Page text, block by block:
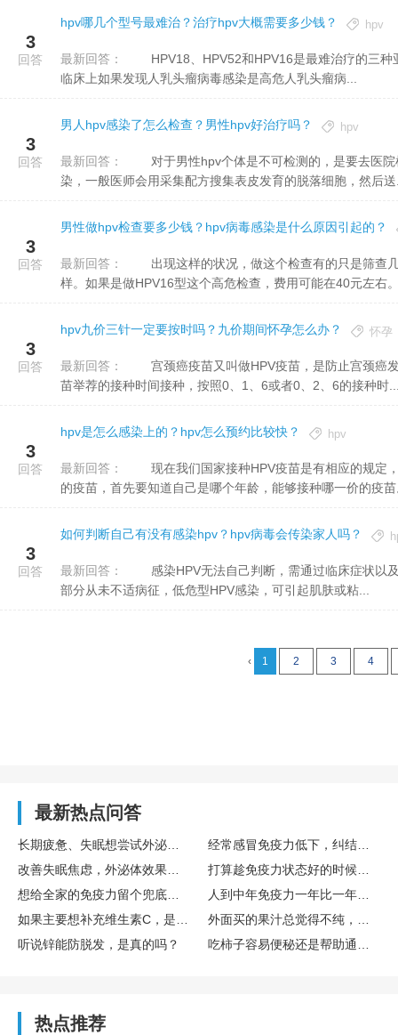
3
回答
hpv哪几个型号最难治？治疗hpv大概需要多少钱？ hpv
最新回答：
临床上如果发现人乳头瘤病毒感染是高危人乳头瘤病...
3
回答
男人hpv感染了怎么检查？男性hpv好治疗吗？ hpv
最新回答：
染，一般医师会用采集配方搜集表皮发育的脱落细胞，然后
3
回答
男性做hpv检查要多少钱？hpv病毒感染是什么原因引起的？
最新回答：
样。如果是做HPV16型这个高危检查，费用可能在40元左右
3
回答
hpv九价三针一定要按时吗？九价期间怀孕怎么办？ 怀孕
最新回答：
苗举荐的接种时间接种，按照0、1、6或者0、2、6的接种时
3
回答
hpv是怎么感染上的？hpv怎么预约比较快？ hpv
最新回答：
的疫苗，首先要知道自己是哪个年龄，能够接种哪一价的疫
3
回答
如何判断自己有没有感染hpv？hpv病毒会传染家人吗？
最新回答：
部分从未不适病征，低危型HPV感染，可引起肌肤或粘...
‹ 1 2 3 4
最新热点问答
听说锌能防脱发，是真的吗？
热点推荐